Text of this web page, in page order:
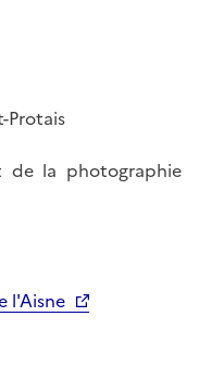
Protais
de la photographie
l'Aisne